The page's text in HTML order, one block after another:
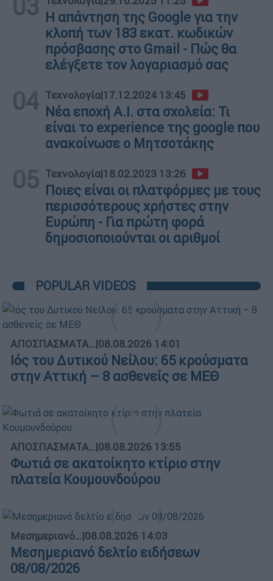
03 Η απάντηση της Google για την
κλοπή των 183 εκατ. κωδικών
πρόσβασης στο Gmail - Πώς θα
ελέγξετε τον λογαριασμό σας
04 Τεχνολογία|17.12.2024 13:45
Νέα εποχή A.I. στα σχολεία: Τι
είναι το experience της google που
ανακοίνωσε ο Μητσοτάκης
05 Τεχνολογία|18.02.2023 13:26
Ποιες είναι οι πλατφόρμες με τους
περισσότερους χρήστες στην
Ευρώπη - Για πρώτη φορά
δημοσιοποιούνται οι αριθμοί
POPULAR VIDEOS
ΑΠΟΣΠΑΣΜΑΤΑ...|08.08.2026 14:01
Ιός του Δυτικού Νείλου: 65 κρούσματα
στην Αττική – 8 ασθενείς σε ΜΕΘ
ΑΠΟΣΠΑΣΜΑΤΑ...|08.08.2026 13:55
Φωτιά σε ακατοίκητο κτίριο στην
πλατεία Κουμουνδούρου
Μεσημεριανό...|08.08.2026 14:03
Μεσημεριανό δελτίο ειδήσεων
08/08/2026